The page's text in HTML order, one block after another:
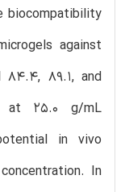
biocompatibility
against
84.4, 89.1, and
at 25.0 g/mL
in vivo
In